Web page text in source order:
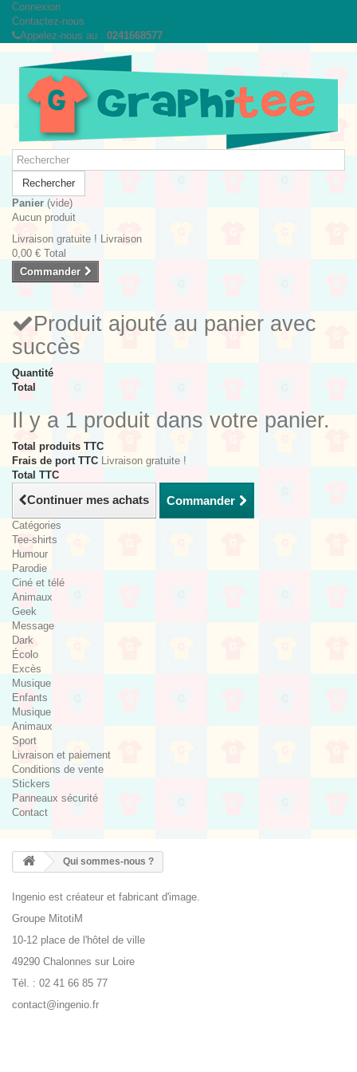
Connexion
Contactez-nous
Appelez-nous au : 0241668577
Rechercher
Panier (vide)
Aucun produit
Livraison gratuite ! Livraison
0,00 € Total
Commander
Produit ajouté au panier avec
succès
Quantité
Total
Il y a 1 produit dans votre panier.
Total produits TTC
Frais de port TTC Livraison gratuite !
Total TTC
Continuer mes achats Commander
Catégories
Tee-shirts
Humour
Parodie
Ciné et télé
Animaux
Geek
Message
Dark
Écolo
Excès
Musique
Enfants
Musique
Animaux
Sport
Livraison et paiement
Conditions de vente
Stickers
Panneaux sécurité
Contact
Qui sommes-nous ?
Ingenio est créateur et fabricant d'image.
Groupe MitotiM
10-12 place de l'hôtel de ville
49290 Chalonnes sur Loire
Tél. : 02 41 66 85 77
contact@ingenio.fr